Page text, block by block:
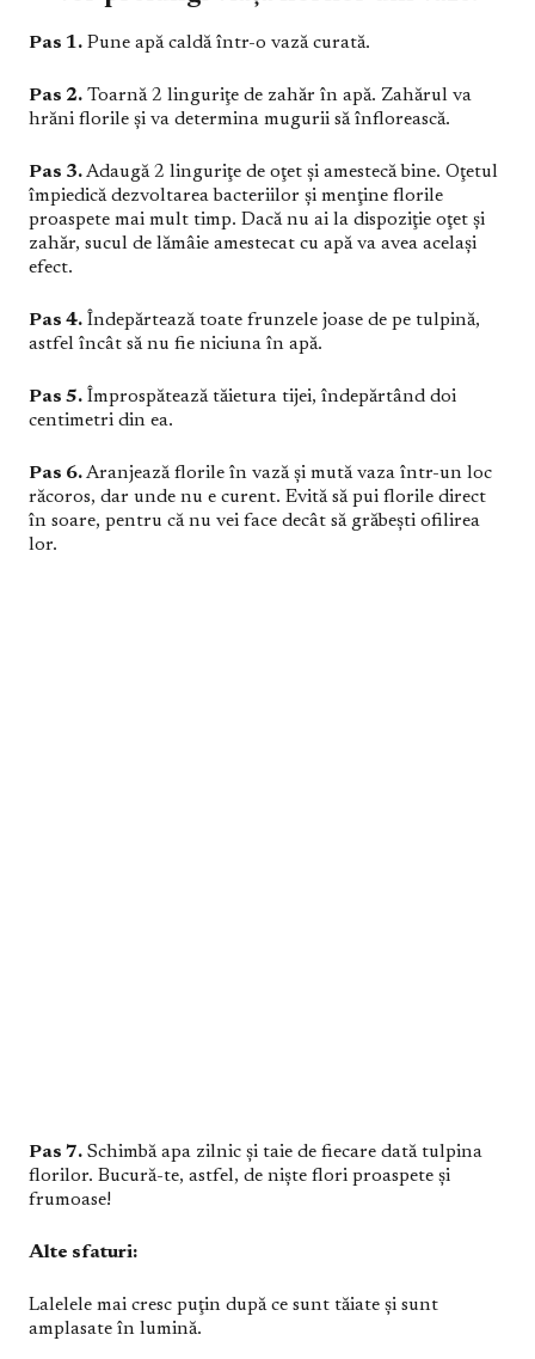
Pas 1. Pune apă caldă într-o vază curată.
Pas 2. Toarnă 2 linguriţe de zahăr în apă. Zahărul va
hrăni florile şi va determina mugurii să înflorească.
Pas 3.Adaugă 2 linguriţe de oţet şi amestecă bine. Oţetul
împiedică dezvoltarea bacteriilor şi menţine florile
proaspete mai mult timp. Dacă nu ai la dispoziţie oţet şi
zahăr, sucul de lămâie amestecat cu apă va avea acelaşi
efect.
Pas 4. Îndepărtează toate frunzele joase de pe tulpină,
astfel încât să nu fie niciuna în apă.
Pas 5. Împrospătează tăietura tijei, îndepărtând doi
centimetri din ea.
Pas 6.Aranjează florile în vază şi mută vaza într-un loc
răcoros, dar unde nu e curent. Evită să pui florile direct
în soare, pentru că nu vei face decât să grăbeşti ofilirea
lor.
Pas 7. Schimbă apa zilnic şi taie de fiecare dată tulpina
florilor. Bucură-te, astfel, de nişte flori proaspete şi
frumoase!
Alte sfaturi:
Lalelele mai cresc puţin după ce sunt tăiate şi sunt
amplasate în lumină.